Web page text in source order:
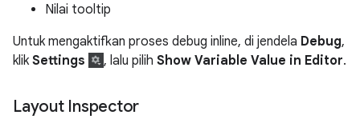
Nilai tooltip
Untuk mengaktifkan proses debug inline, di jendela Debug,
klik Settings , lalu pilih Show Variable Value in Editor.
Layout Inspector